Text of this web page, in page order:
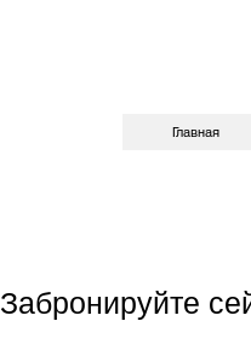
Главная
Забронируйте